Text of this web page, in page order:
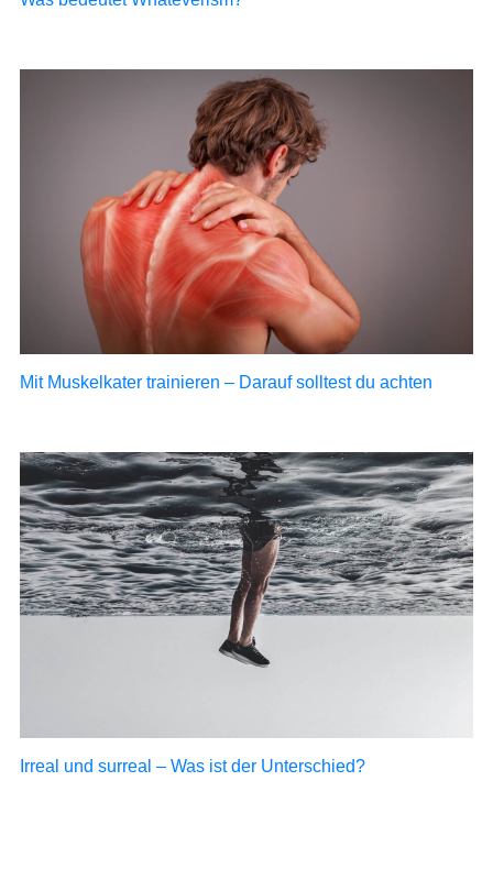
Mit Muskelkater trainieren – Darauf solltest du achten
Irreal und surreal – Was ist der Unterschied?